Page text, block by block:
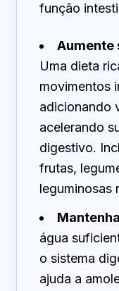
função
Aumente
Uma dieta
movimentos
adicionando
acelerando
digestivo.
frutas,
leguminosas
água
o sistema
ajuda a